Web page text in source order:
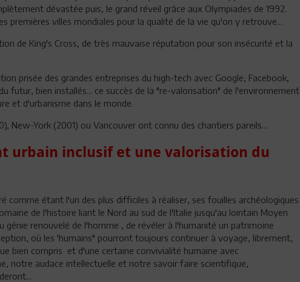
dévastée puis, le grand réveil grâce aux Olympiades de 1992.
premières villes mondiales pour la qualité de la vie qu'on y retrouve...
de King's Cross, de très mauvaise réputation pour son insécurité et la
prisée des grandes entreprises du high-tech avec Google, Facebook,
futur, bien installés... ce succès de la "re-valorisation" de l'environnement
et d'urbanisme dans le monde.
New-York (2001) ou Vancouver ont connu des chantiers pareils...
urbain inclusif et une valorisation du
comme étant l'un des plus difficiles à réaliser, ses fouilles archéologiques
de l'histoire liant le Nord au sud de l'Italie jusqu'au lointain Moyen
génie renouvelé de l'homme , de révéler à l'humanité un patrimoine
où les 'humains" pourront toujours continuer à voyage, librement,
bien compris et d'une certaine convivialité humaine avec
notre audace intellectuelle et notre savoir faire scientifique,